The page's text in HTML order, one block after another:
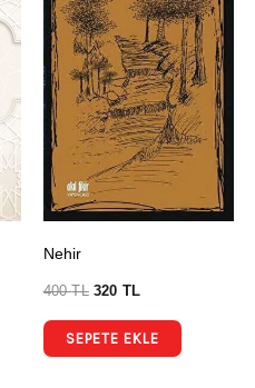
Nehir
400TL 320 TL
SEPETE EKLE